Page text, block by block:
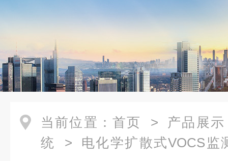
当前位置： 首页 > 产品展示
统 > 电化学扩散式VOCS监